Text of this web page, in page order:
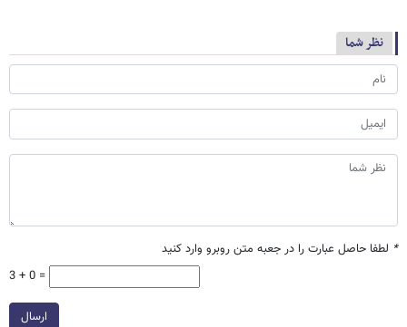
نظر شما
* لطفا حاصل عبارت را در جعبه متن روبرو وارد کنید
3 + 0 =
ارسال